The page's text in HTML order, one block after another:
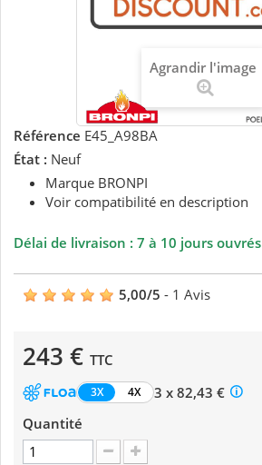
Agrandir l'image
Référence E45_A98BA
État : Neuf
Marque BRONPI
Voir compatibilité en description
Délai de livraison : 7 à 10 jours ouvrés
5,00/5 - 1 Avis
243 € TTC
3X 4X
3 x 82,43 €
Quantité